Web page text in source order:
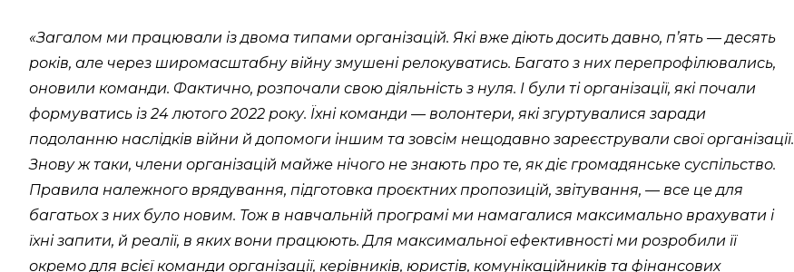
«Загалом ми працювали із двома типами організацій. Які вже діють досить давно, пʼять — десять
років, але через широмасштабну війну змушені релокуватись. Багато з них перепрофілювались,
оновили команди. Фактично, розпочали свою діяльність з нуля. І були ті організації, які почали
формуватись із 24 лютого 2022 року. Їхні команди — волонтери, які згуртувалися заради
подоланню наслідків війни й допомоги іншим та зовсім нещодавно зареєстрували свої організації.
Знову ж таки, члени організацій майже нічого не знають про те, як діє громадянське суспільство.
Правила належного врядування, підготовка проєктних пропозицій, звітування, — все це для
багатьох з них було новим. Тож в навчальній програмі ми намагалися максимально врахувати і
їхні запити, й реалії, в яких вони працюють. Для максимальної ефективності ми розробили її
окремо для всієї команди організації, керівників, юристів, комунікаційників та фінансових